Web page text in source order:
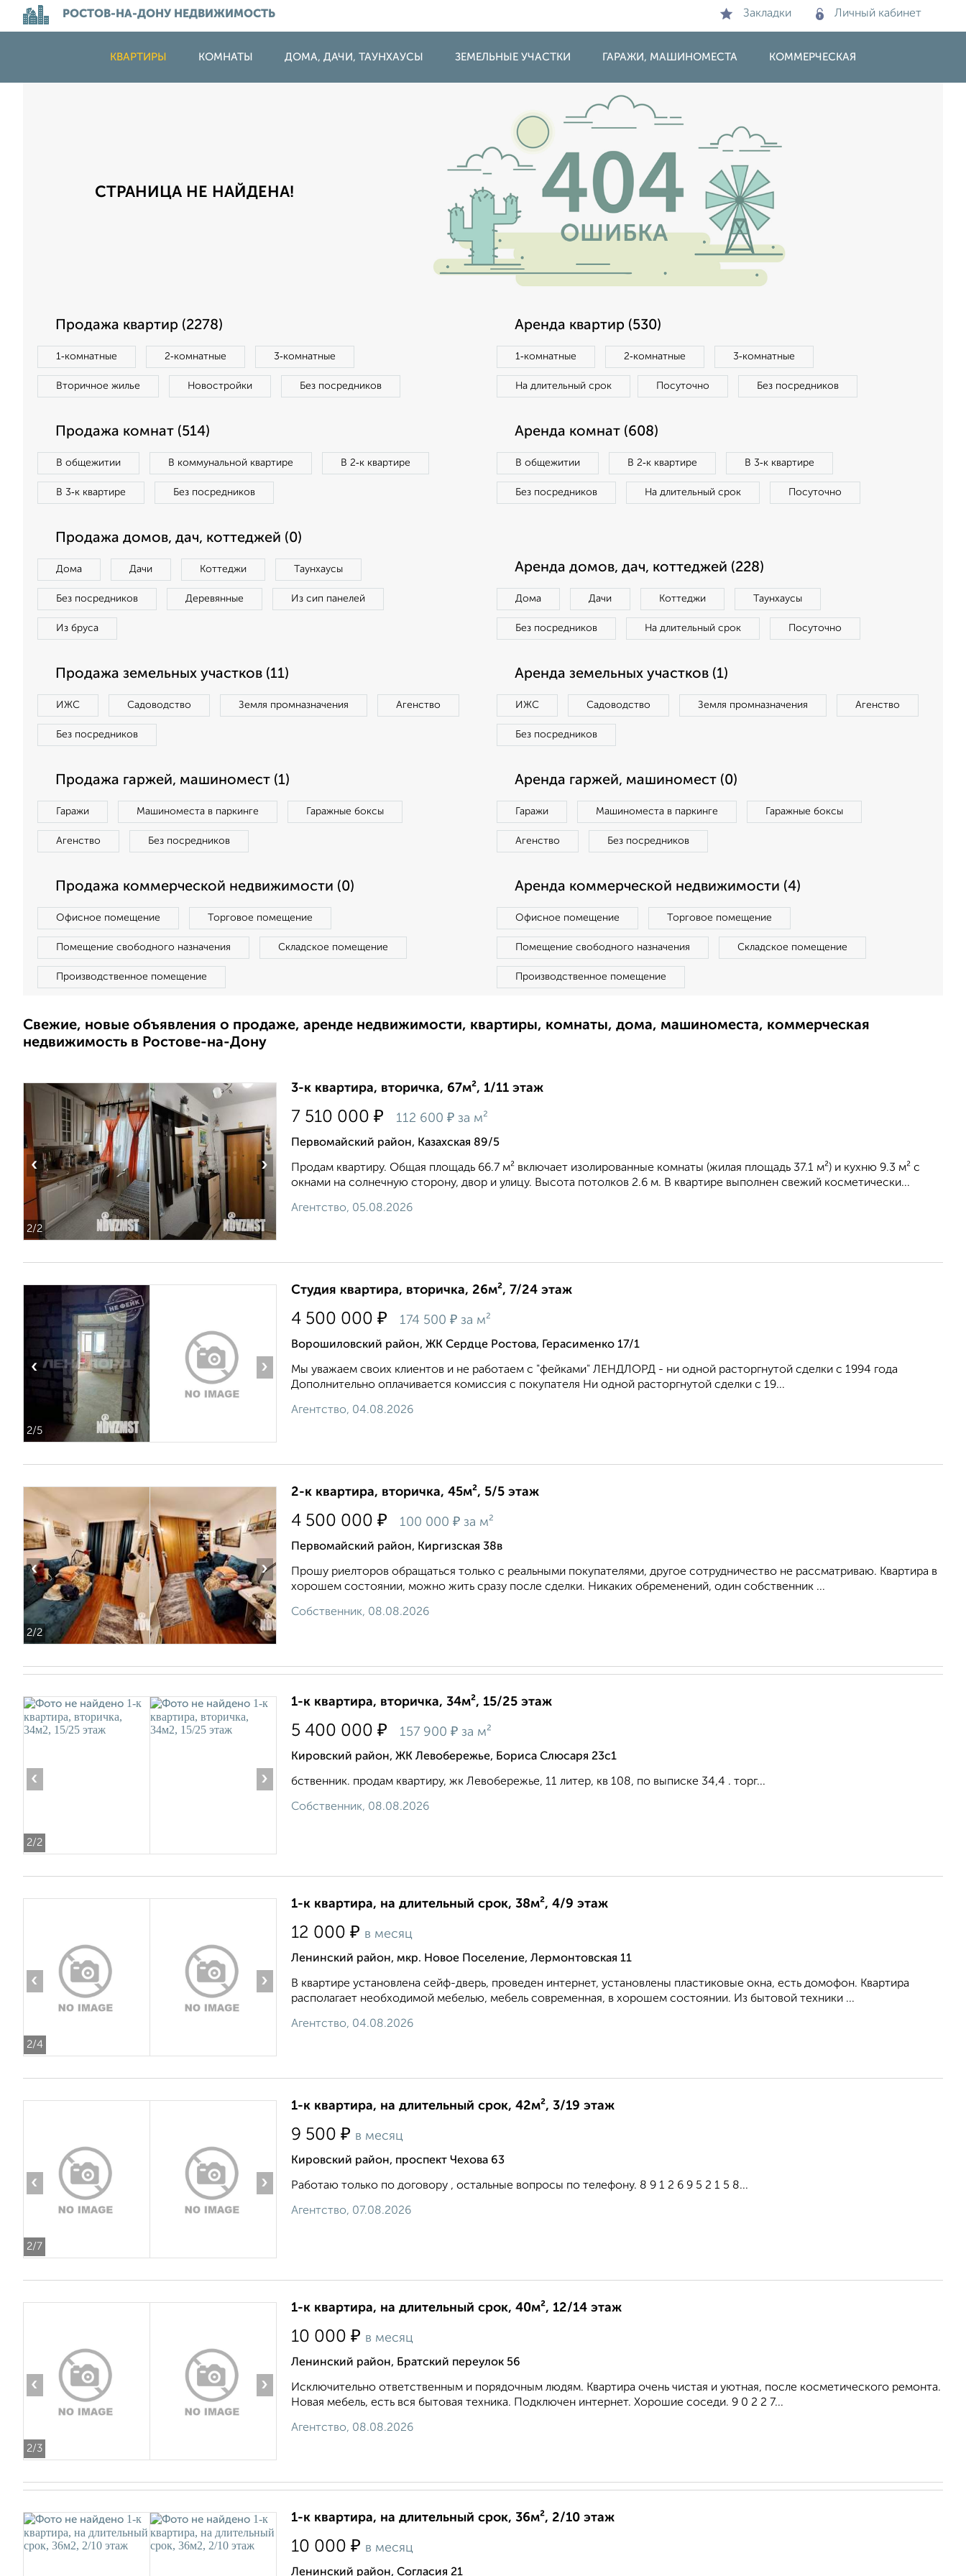
РОСТОВ-НА-ДОНУ НЕДВИЖИМОСТЬ Закладки Личный кабинет
КВАРТИРЫ КОМНАТЫ ДОМА, ДАЧИ, ТАУНХАУСЫ ЗЕМЕЛЬНЫЕ УЧАСТКИ ГАРАЖИ, МАШИНОМЕСТА КОММЕРЧЕСКАЯ
СТРАНИЦА НЕ НАЙДЕНА!
Продажа квартир (2278)
1‑комнатные 2‑комнатные 3‑комнатные
Вторичное жилье Новостройки Без посредников
Аренда квартир (530)
1‑комнатные 2‑комнатные 3‑комнатные
На длительный срок Посуточно Без посредников
Продажа комнат (514)
В общежитии В коммунальной квартире В 2‑к квартире
В 3‑к квартире Без посредников
Аренда комнат (608)
В общежитии В 2‑к квартире В 3‑к квартире
Без посредников На длительный срок Посуточно
Продажа домов, дач, коттеджей (0)
Дома Дачи Коттеджи Таунхаусы
Без посредников Деревянные Из сип панелей
Из бруса
Аренда домов, дач, коттеджей (228)
Дома Дачи Коттеджи Таунхаусы
Без посредников На длительный срок Посуточно
Продажа земельных участков (11)
ИЖС Садоводство Земля промназначения Агенство
Без посредников
Аренда земельных участков (1)
ИЖС Садоводство Земля промназначения Агенство
Без посредников
Продажа гаржей, машиномест (1)
Гаражи Машиноместа в паркинге Гаражные боксы
Агенство Без посредников
Аренда гаржей, машиномест (0)
Гаражи Машиноместа в паркинге Гаражные боксы
Агенство Без посредников
Продажа коммерческой недвижимости (0)
Офисное помещение Торговое помещение
Помещение свободного назначения Складское помещение
Производственное помещение
Аренда коммерческой недвижимости (4)
Офисное помещение Торговое помещение
Помещение свободного назначения Складское помещение
Производственное помещение
Свежие, новые объявления о продаже, аренде недвижимости, квартиры, комнаты, дома, машиноместа, коммерческая
недвижимость в Ростове-на-Дону
2/2
‹ ›
3-к квартира, вторичка, 67м², 1/11 этаж
7 510 000 ₽ 112 600 ₽ за м²
Первомайский район, Казахская 89/5
Продам квартиру. Общая площадь 66.7 м² включает изолированные комнаты (жилая площадь 37.1 м²) и кухню 9.3 м² с
окнами на солнечную сторону, двор и улицу. Высота потолков 2.6 м. В квартире выполнен свежий косметически...
Агентство, 05.08.2026
2/5
‹ ›
Студия квартира, вторичка, 26м², 7/24 этаж
4 500 000 ₽ 174 500 ₽ за м²
Ворошиловский район, ЖК Сердце Ростова, Герасименко 17/1
Мы уважаем своих клиентов и не работаем с "фейками" ЛЕНДЛОРД - ни одной расторгнутой сделки с 1994 года
Дополнительно оплачивается комиссия с покупателя Ни одной расторгнутой сделки с 19...
Агентство, 04.08.2026
2/2
‹ ›
2-к квартира, вторичка, 45м², 5/5 этаж
4 500 000 ₽ 100 000 ₽ за м²
Первомайский район, Киргизская 38в
Прошу риелторов обращаться только с реальными покупателями, другое сотрудничество не рассматриваю. Квартира в
хорошем состоянии, можно жить сразу после сделки. Никаких обременений, один собственник ...
Собственник, 08.08.2026
2/2
‹ ›
1-к квартира, вторичка, 34м², 15/25 этаж
5 400 000 ₽ 157 900 ₽ за м²
Кировский район, ЖК Левобережье, Бориса Слюсаря 23с1
бственник. продам квартиру, жк Левобережье, 11 литер, кв 108, по выписке 34,4 . торг...
Собственник, 08.08.2026
2/4
‹ ›
1-к квартира, на длительный срок, 38м², 4/9 этаж
12 000 ₽ в месяц
Ленинский район, мкр. Новое Поселение, Лермонтовская 11
В квартире установлена сейф-дверь, проведен интернет, установлены пластиковые окна, есть домофон. Квартира
располагает необходимой мебелью, мебель современная, в хорошем состоянии. Из бытовой техники ...
Агентство, 04.08.2026
2/7
‹ ›
1-к квартира, на длительный срок, 42м², 3/19 этаж
9 500 ₽ в месяц
Кировский район, проспект Чехова 63
Работаю только по договору , остальные вопросы по телефону. 8 9 1 2 6 9 5 2 1 5 8...
Агентство, 07.08.2026
2/3
‹ ›
1-к квартира, на длительный срок, 40м², 12/14 этаж
10 000 ₽ в месяц
Ленинский район, Братский переулок 56
Исключительно ответственным и порядочным людям. Квартира очень чистая и уютная, после косметического ремонта.
Новая мебель, есть вся бытовая техника. Подключен интернет. Хорошие соседи. 9 0 2 2 7...
Агентство, 08.08.2026
1-к квартира, на длительный срок, 36м², 2/10 этаж
10 000 ₽ в месяц
Ленинский район, Согласия 21